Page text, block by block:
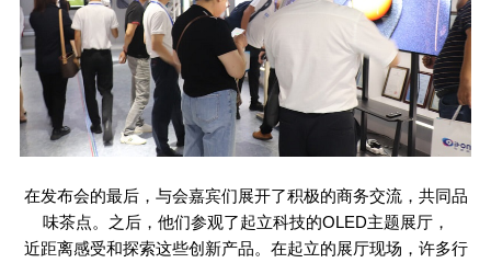
在发布会的最后，与会嘉宾们展开了积极的商务交流，共同品
味茶点。之后，他们参观了起立科技的OLED主题展厅，
近距离感受和探索这些创新产品。在起立的展厅现场，许多行